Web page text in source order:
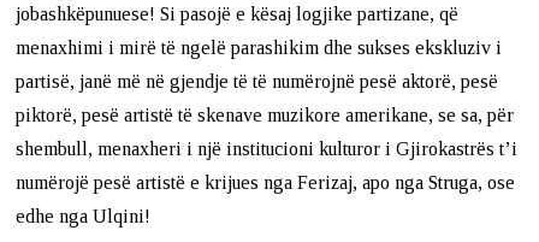
jobashkëpunuese! Si pasojë e kësaj logjike partizane, që
menaxhimi i mirë të ngelë parashikim dhe sukses ekskluziv i
partisë, janë më në gjendje të të numërojnë pesë aktorë, pesë
piktorë, pesë artistë të skenave muzikore amerikane, se sa, për
shembull, menaxheri i një institucioni kulturor i Gjirokastrës t’i
numërojë pesë artistë e krijues nga Ferizaj, apo nga Struga, ose
edhe nga Ulqini!